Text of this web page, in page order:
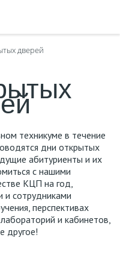
дверей
техникуме в течение
дни открытых
абитуриенты и их
с нашими
КЦП на год,
и сотрудниками
перспективах
и кабинетов,
другое!